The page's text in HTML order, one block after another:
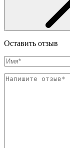
Оставить отзыв